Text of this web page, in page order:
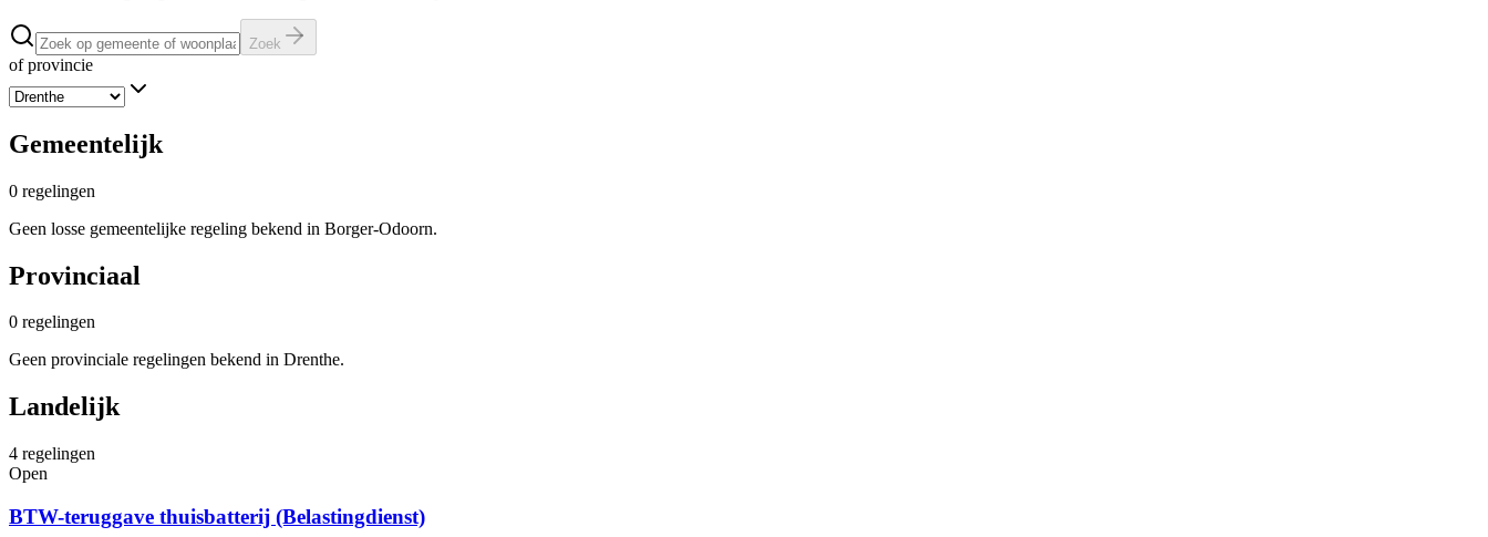
Zoek
of provincie
Gemeentelijk
0 regelingen
Geen losse gemeentelijke regeling bekend in Borger-Odoorn.
Provinciaal
0 regelingen
Geen provinciale regelingen bekend in Drenthe.
Landelijk
4 regelingen
Open
BTW-teruggave thuisbatterij (Belastingdienst)